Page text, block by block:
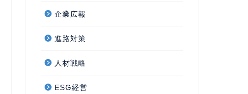
企業広報
進路対策
人材戦略
ESG経営